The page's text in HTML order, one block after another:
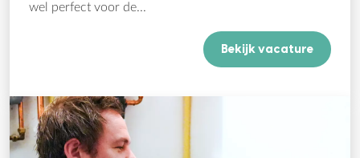
wel perfect voor de...
Bekijk vacature